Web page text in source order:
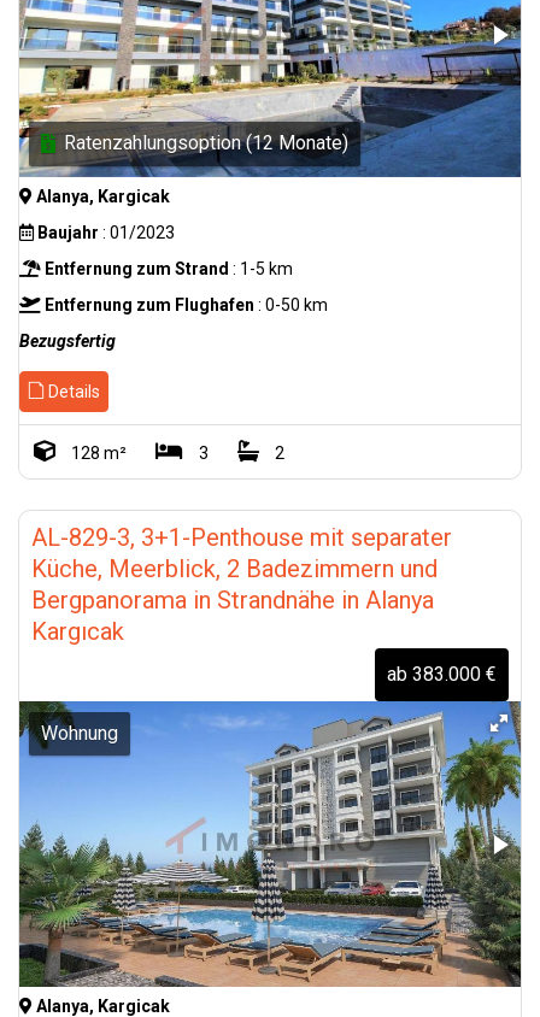
Ratenzahlungsoption (12 Monate)
Alanya, Kargicak
Baujahr : 01/2023
Entfernung zum Strand : 1-5 km
Entfernung zum Flughafen : 0-50 km
Bezugsfertig
Details
128 m² 3 2
AL-829-3, 3+1-Penthouse mit separater
Küche, Meerblick, 2 Badezimmern und
Bergpanorama in Strandnähe in Alanya
Kargıcak
ab 383.000 €
Wohnung
Alanya, Kargicak